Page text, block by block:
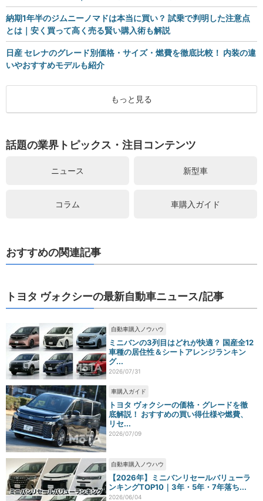
納期1年半のジムニーノマドは本当に買い？ 試乗で判明した注意点
とは｜安く買って高く売る賢い購入術も解説
日産 セレナのグレード別価格・サイズ・燃費を徹底比較！ 内装の違
いやおすすめモデルも紹介
もっと見る
話題の業界トピックス・注目コンテンツ
ニュース 新型車
コラム 車購入ガイド
おすすめの関連記事
トヨタ ヴォクシーの最新自動車ニュース/記事
自動車購入ノウハウ
ミニバンの3列目はどれが快適？ 国産全12
車種の居住性＆シートアレンジランキン
グ...
2026/07/31
車購入ガイド
トヨタ ヴォクシーの価格・グレードを徹
底解説！ おすすめの買い得仕様や燃費、
リセ...
2026/07/09
自動車購入ノウハウ
【2026年】ミニバンリセールバリューラ
ンキングTOP10｜3年・5年・7年落ち...
2026/06/04